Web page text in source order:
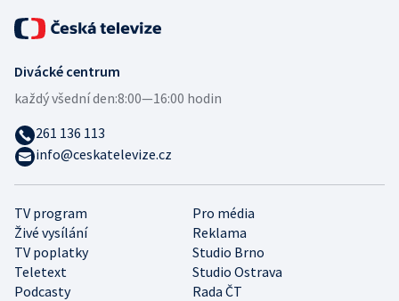
TV program
Pro média
Živé vysílání
Reklama
TV poplatky
Studio Brno
Teletext
Studio Ostrava
Podcasty
Rada ČT
Divácké centrum
každý všední den:8:00—16:00 hodin
261 136 113
info@ceskatelevize.cz